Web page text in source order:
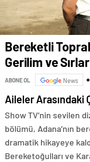
Bereketli
Gerilim ve
ABONE OL News
Aileler Arasındaki
Show TV’nin sevilen
bölümü, Adana’nın
dramatik hikayeye
Bereketoğulları ve